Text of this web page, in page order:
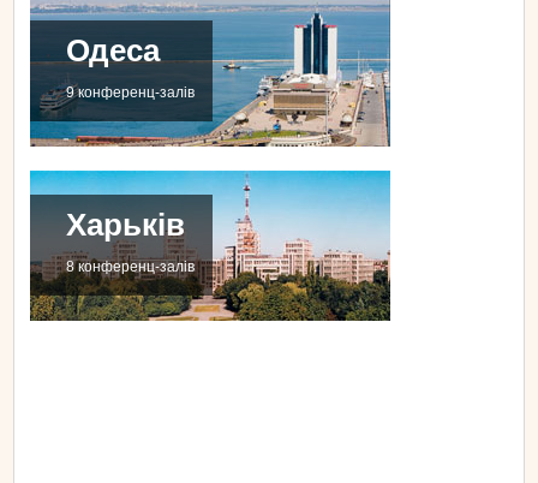
Одеса
9 конференц-залів
Харьків
8 конференц-залів